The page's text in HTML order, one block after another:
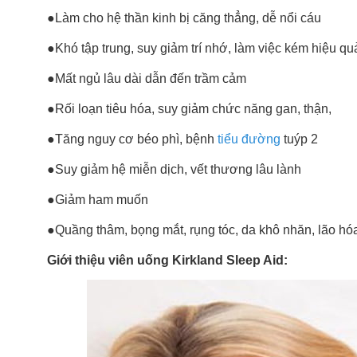
●Làm cho hệ thần kinh bị căng thẳng, dễ nổi cáu
●Khó tập trung, suy giảm trí nhớ, làm việc kém hiệu
●Mất ngủ lâu dài dẫn đến trầm cảm
●Rối loạn tiêu hóa, suy giảm chức năng gan, thận,
●Tăng nguy cơ béo phì, bệnh tiểu đường tuýp 2
●Suy giảm hệ miễn dịch, vết thương lâu lành
●Giảm ham muốn
●Quầng thâm, bọng mắt, rụng tóc, da khô nhăn, lão
Giới thiệu viên uống Kirkland Sleep Aid: